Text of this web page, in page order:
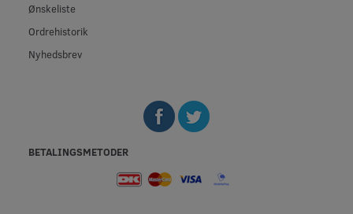
Ønskeliste
Ordrehistorik
Nyhedsbrev
BETALINGSMETODER